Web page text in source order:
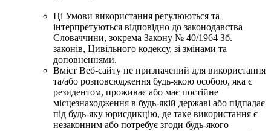
Ці Умови використання регулюються та
інтерпретуються відповідно до законодавства
Словаччини, зокрема Закону № 40/1964 Зб.
законів, Цивільного кодексу, зі змінами та
доповненнями.
Вміст Веб-сайту не призначений для використання
та/або розповсюдження будь-якою особою, яка є
резидентом, проживає або має постійне
місцезнаходження в будь-якій державі або підпадає
під будь-яку юрисдикцію, де таке використання є
незаконним або потребує згоди будь-якого